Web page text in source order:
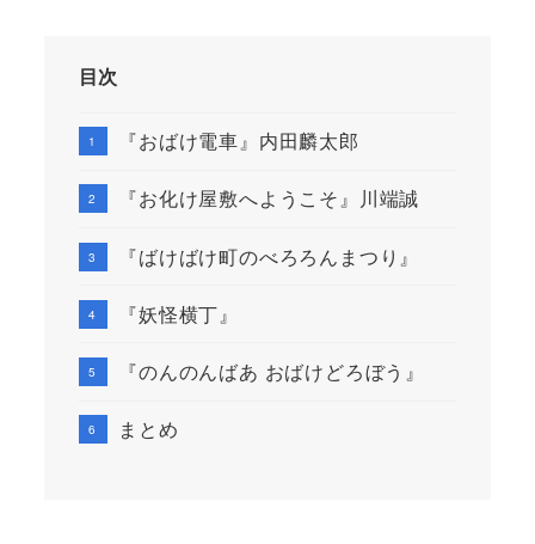
目次
『おばけ電車』内田麟太郎
『お化け屋敷へようこそ』川端誠
『ばけばけ町のべろろんまつり』
『妖怪横丁』
『のんのんばあ おばけどろぼう』
まとめ